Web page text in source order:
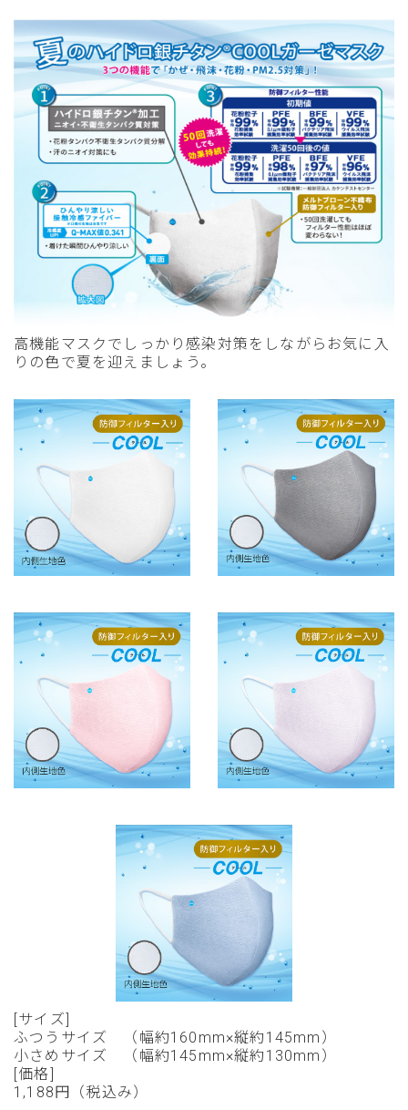
高機能マスクでしっかり感染対策をしながらお気に入
りの色で夏を迎えましょう。
[サイズ]
ふつうサイズ （幅約160mm×縦約145mm）
小さめサイズ （幅約145mm×縦約130mm）
[価格]
1,188円（税込み）